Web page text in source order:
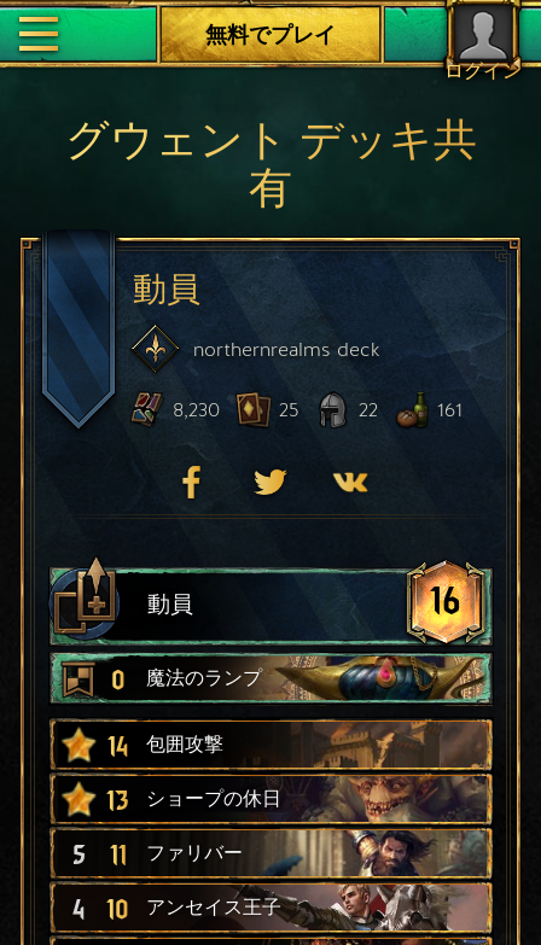
ログイン
無料でプレイ
グウェント デッキ共
有
動員
northernrealmsdeck
8,230 25 22 161
動員 16
0 魔法のランプ
14 包囲攻撃
13 ショープの休日
5 11 ファリバー
4 10 アンセイス王子